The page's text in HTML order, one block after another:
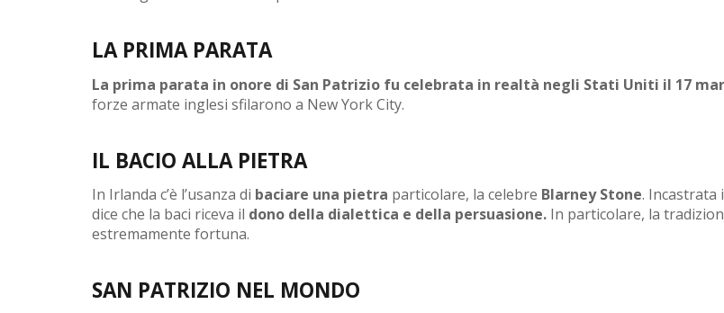
LA PRIMA PARATA
La prima parata in onore di San Patrizio fu celebrata in realtà negli Stati Uniti il 17
forze armate inglesi sfilarono a New York City.
IL BACIO ALLA PIETRA
In Irlanda c’è l’usanza di baciare una pietra particolare, la celebre Blarney Stone. Incastrata
dice che la baci riceva il dono della dialettica e della persuasione. In particolare, la
estremamente fortuna.
SAN PATRIZIO NEL MONDO